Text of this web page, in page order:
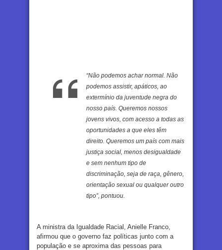
“Não podemos achar normal. Não
podemos assistir, apáticos, ao
extermínio da juventude negra do
nosso país. Queremos nossos
jovens vivos, com acesso a todas as
oportunidades a que eles têm
direito. Queremos um país com mais
justiça social, menos desigualdade
e sem nenhum tipo de
discriminação, seja de raça, gênero,
orientação sexual ou qualquer outro
tipo”, pontuou.
A ministra da Igualdade Racial, Anielle Franco,
afirmou que o governo faz políticas junto com a
população e se aproxima das pessoas para